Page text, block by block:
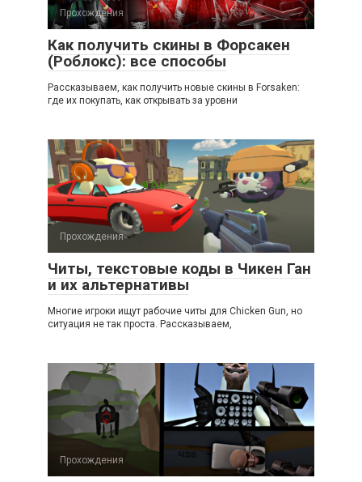
Прохождения
Как получить скины в Форсакен
(Роблокс): все способы
Рассказываем, как получить новые скины в Forsaken:
где их покупать, как открывать за уровни
Прохождения
Читы, текстовые коды в Чикен Ган
и их альтернативы
Многие игроки ищут рабочие читы для Chicken Gun, но
ситуация не так проста. Рассказываем,
Прохождения